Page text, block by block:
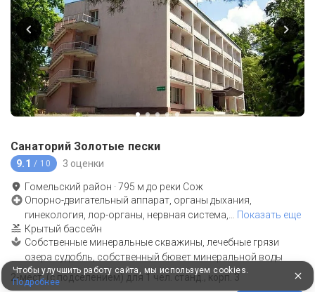
Санаторий Золотые пески
9.1 / 10 3 оценки
Гомельский район ·795 м до реки Сож
Опорно-двигательный аппарат, органы дыхания,
гинекология, лор-органы, нервная система,… Показать еще
Крытый бассейн
Собственные минеральные скважины, лечебные грязи
озера судобль, собственный бювет минеральной воды
2-мест. (с подселением) для 1 чел. станд., корп. 3
Чтобы улучшить работу сайта, мы используем cookies.
Подробнее